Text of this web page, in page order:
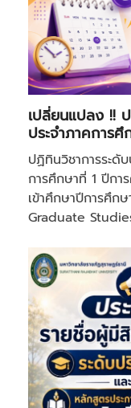
เปลี่ยนแปลง !!
ประจำภาคการ
ปฏิทินวิชาการระ
การศึกษาที่ 1 ปีก
เข้าศึกษาปีการศึ
Graduate